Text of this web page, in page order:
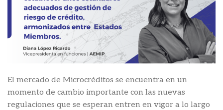
El mercado de Microcréditos se encuentra en un
momento de cambio importante con las nuevas
regulaciones que se esperan entren en vigor a lo largo